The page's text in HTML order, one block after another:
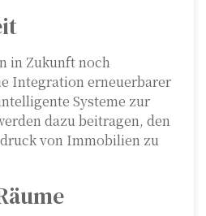
in Zukunft noch
Integration erneuerbarer
Systeme zur
dazu beitragen, den
von Immobilien zu